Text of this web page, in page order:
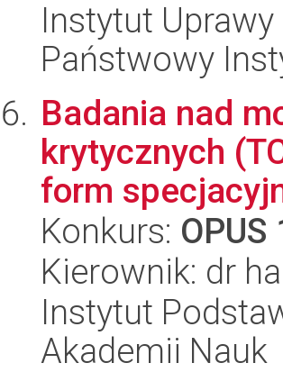
Instytut
Państwowy
Badania nad
krytycznych
form
Konkurs: OPUS
Kierownik: dr
Instytut
Akademii Nauk